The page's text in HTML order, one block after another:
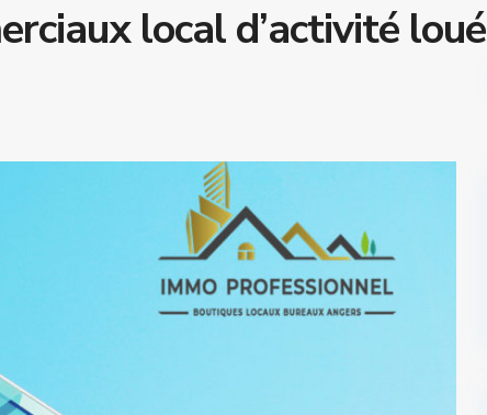
local d’activité loué